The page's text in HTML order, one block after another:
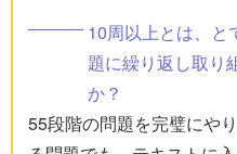
10周以上とは、と
題に繰り返し取り
か？
55段階の問題を完璧にや